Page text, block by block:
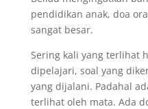
pendidikan anak, doa
sangat besar.
Sering kali yang terlihat
dipelajari, soal yang
yang dijalani. Padahal
terlihat oleh mata. Ada